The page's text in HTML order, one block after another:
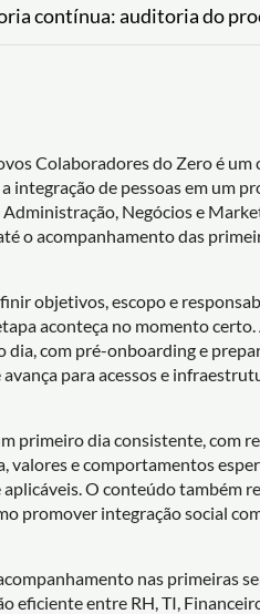
contínua: auditoria do
Colaboradores do Zero é
integração de pessoas em um
Negócios e
o acompanhamento das
objetivos, escopo e
aconteça no momento
com pré-onboarding e
para acessos e
primeiro dia consistente, com
valores e comportamentos
O conteúdo também
promover integração social
nas primeiras
eficiente entre RH, TI,